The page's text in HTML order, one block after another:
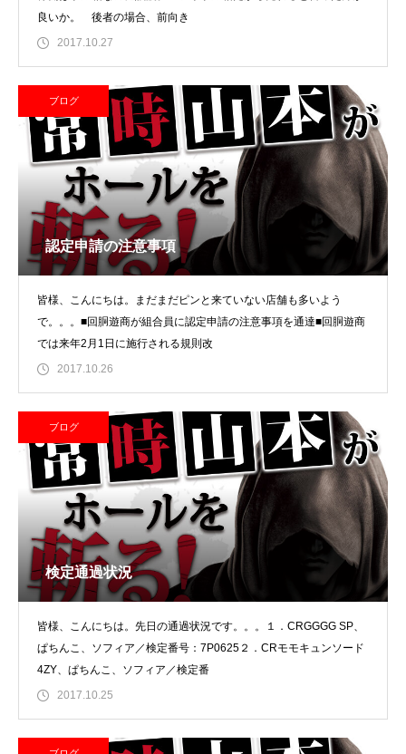
良いか。 後者の場合、前向き
2017.10.27
ブログ
認定申請の注意事項
皆様、こんにちは。まだまだピンと来ていない店舗も多いよう
で。。。■回胴遊商が組合員に認定申請の注意事項を通達■回胴遊商
では来年2月1日に施行される規則改
2017.10.26
ブログ
検定通過状況
皆様、こんにちは。先日の通過状況です。。。１．CRGGGG SP、
ぱちんこ、ソフィア／検定番号：7P0625２．CRモモキュンソード
4ZY、ぱちんこ、ソフィア／検定番
2017.10.25